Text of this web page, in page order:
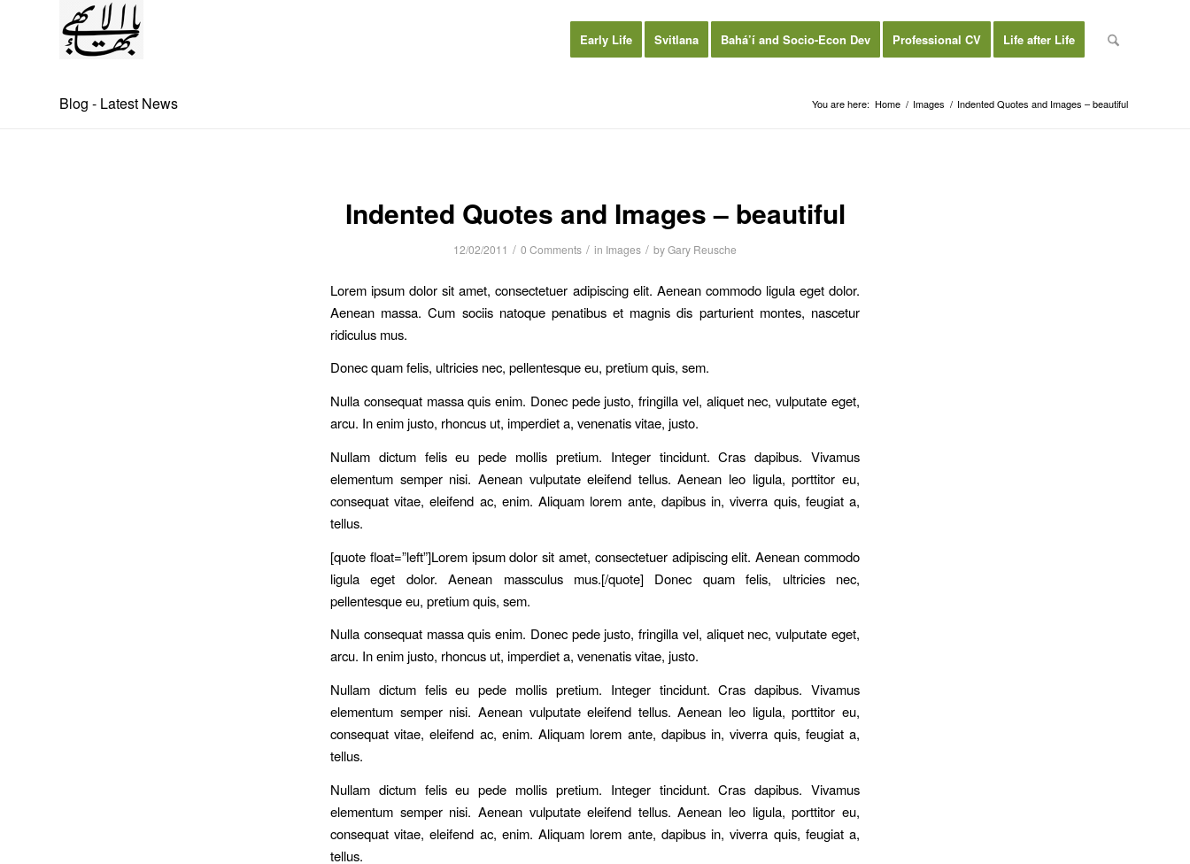
Early Life Svitlana Bahá’í and Socio-Econ Dev Professional CV Life after Life
Blog - Latest News You are here: Home / Images / Indented Quotes and Images – beautiful
Indented Quotes and Images – beautiful
12/02/2011 / 0 Comments / in Images / byGary Reusche
Lorem ipsum dolor sit amet, consectetuer adipiscing elit. Aenean commodo ligula eget dolor.
Aenean massa. Cum sociis natoque penatibus et magnis dis parturient montes, nascetur
ridiculus mus.
Donec quam felis, ultricies nec, pellentesque eu, pretium quis, sem.
Nulla consequat massa quis enim. Donec pede justo, fringilla vel, aliquet nec, vulputate eget,
arcu. In enim justo, rhoncus ut, imperdiet a, venenatis vitae, justo.
Nullam dictum felis eu pede mollis pretium. Integer tincidunt. Cras dapibus. Vivamus
elementum semper nisi. Aenean vulputate eleifend tellus. Aenean leo ligula, porttitor eu,
consequat vitae, eleifend ac, enim. Aliquam lorem ante, dapibus in, viverra quis, feugiat a,
tellus.
[quote float=”left”]Lorem ipsum dolor sit amet, consectetuer adipiscing elit. Aenean commodo
ligula eget dolor. Aenean massculus mus.[/quote] Donec quam felis, ultricies nec,
pellentesque eu, pretium quis, sem.
Nulla consequat massa quis enim. Donec pede justo, fringilla vel, aliquet nec, vulputate eget,
arcu. In enim justo, rhoncus ut, imperdiet a, venenatis vitae, justo.
Nullam dictum felis eu pede mollis pretium. Integer tincidunt. Cras dapibus. Vivamus
elementum semper nisi. Aenean vulputate eleifend tellus. Aenean leo ligula, porttitor eu,
consequat vitae, eleifend ac, enim. Aliquam lorem ante, dapibus in, viverra quis, feugiat a,
tellus.
Nullam dictum felis eu pede mollis pretium. Integer tincidunt. Cras dapibus. Vivamus
elementum semper nisi. Aenean vulputate eleifend tellus. Aenean leo ligula, porttitor eu,
consequat vitae, eleifend ac, enim. Aliquam lorem ante, dapibus in, viverra quis, feugiat a,
tellus.